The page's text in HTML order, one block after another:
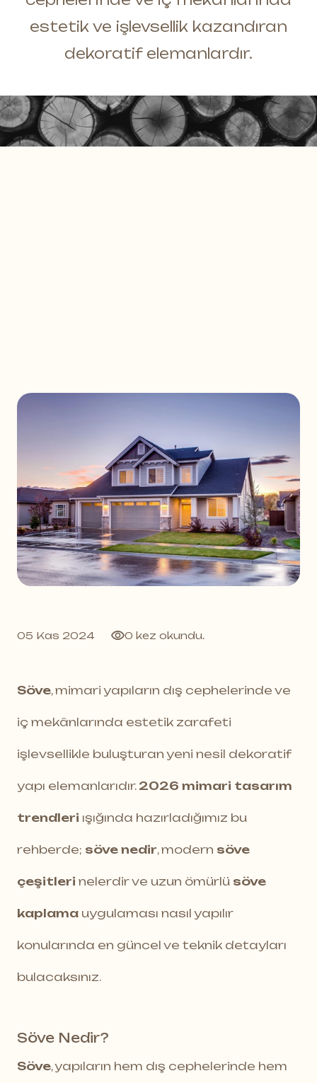
Masif Duvar Panelleri
Moss Duvar Panelleri
E-Katalog
Dökümanlar
estetik ve işlevsellik kazandıran
dekoratif elemanlardır.
05 Kas 2024 0 kez okundu.
Söve, mimari yapıların dış cephelerinde ve
iç mekânlarında estetik zarafeti
işlevsellikle buluşturan yeni nesil dekoratif
yapı elemanlarıdır. 2026 mimari tasarım
trendleri ışığında hazırladığımız bu
rehberde; söve nedir, modern söve
çeşitleri nelerdir ve uzun ömürlü söve
kaplama uygulaması nasıl yapılır
konularında en güncel ve teknik detayları
bulacaksınız.
Söve Nedir?
Söve, yapıların hem dış cephelerinde hem